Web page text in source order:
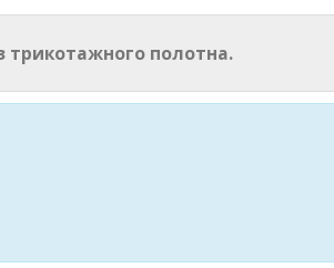
трикотажного полотна.